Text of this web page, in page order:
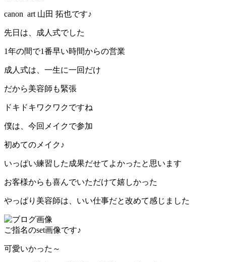
canon art 山田 拓也です♪
先日は、成人式でした
1年の間で1番早い時間からの営業
成人式は、一生に一回だけ
だから美容師も緊張
ドキドキワクワクですね
僕は、今回メイクで参加
初めてのメイク♪
いっぱい練習した成果だせてよかったと思います
お客様からも喜んでいただけて嬉しかった
やっぱり美容師は、いい仕事だと改めて感じました
ご指名のset画像です♪
可愛いかった～